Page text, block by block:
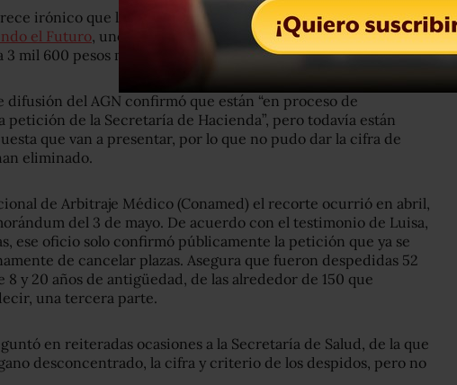
irónico que la dependencia ha reclutado a 100becarios de
el Futuro, uno de los principales programas del nuevo
3 mil 600 pesos mensuales a chicos que reciben capacitación.
difusión del AGN confirmó que están “en proceso de
de la Secretaría de Hacienda”, pero todavía están
que van a presentar, por lo que no pudo dar la cifra de
eliminado.
de Arbitraje Médico (Conamed) el recorte ocurrió en abril,
del 3 de mayo. De acuerdo con el testimonio de Luisa,
ese oficio solo confirmó públicamente la petición que ya se
de cancelar plazas. Asegura que fueron despedidas 52
8 y 20 años de antigüedad, de las alrededor de 150 que
una tercera parte.
en reiteradas ocasiones a la Secretaría de Salud, de la que
desconcentrado, la cifra y criterio de los despidos, pero no